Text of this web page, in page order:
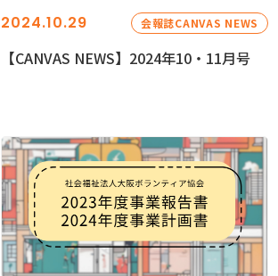
2024.10.29 会報誌CANVAS NEWS
【CANVAS NEWS】2024年10・11月号